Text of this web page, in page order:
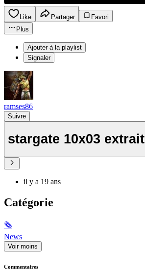
Like Partager
Favori
Plus
Ajouter à la playlist
Signaler
ramses86
Suivre
stargate 10x03 extrait
il y a 19 ans
Catégorie
🗞
News
Voir moins
Commentaires